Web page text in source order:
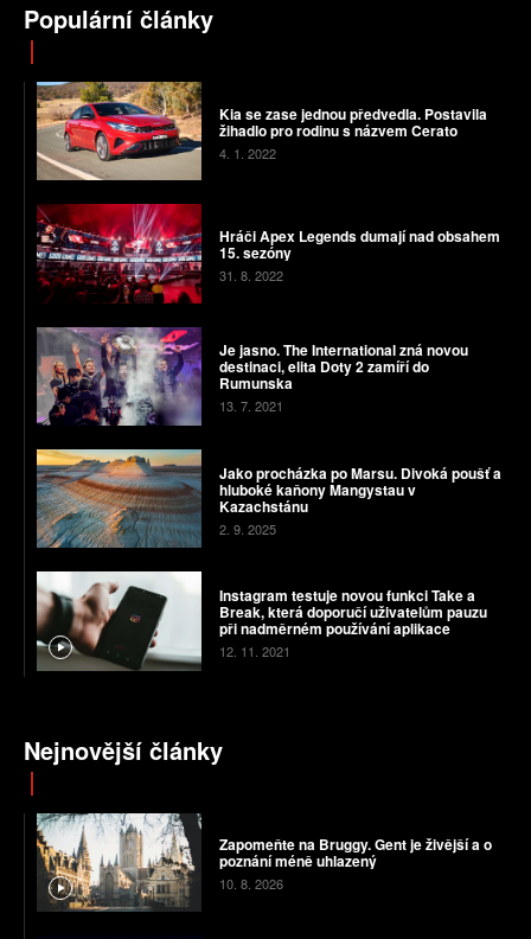
Populární články
Kia se zase jednou předvedla. Postavila
žihadlo pro rodinu s názvem Cerato
4. 1. 2022
Hráči Apex Legends dumají nad obsahem
15. sezóny
31. 8. 2022
Je jasno. The International zná novou
destinaci, elita Doty 2 zamíří do
Rumunska
13. 7. 2021
Jako procházka po Marsu. Divoká poušť a
hluboké kaňony Mangystau v
Kazachstánu
2. 9. 2025
Instagram testuje novou funkci Take a
Break, která doporučí uživatelům pauzu
při nadměrném používání aplikace
12. 11. 2021
Nejnovější články
Zapomeňte na Bruggy. Gent je živější a o
poznání méně uhlazený
10. 8. 2026